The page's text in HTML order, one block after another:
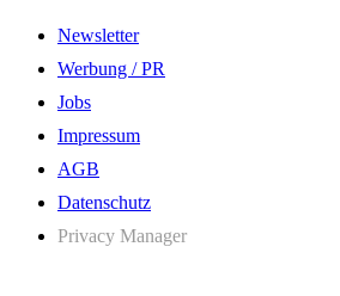
Newsletter
Werbung / PR
Jobs
Impressum
AGB
Datenschutz
Privacy Manager